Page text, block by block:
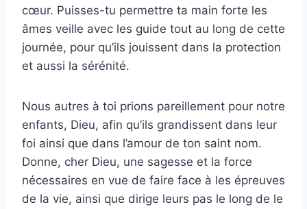
cœur. Puisses-tu permettre ta main forte les
âmes veille avec les guide tout au long de cette
journée, pour qu’ils jouissent dans la protection
et aussi la sérénité.
Nous autres à toi prions pareillement pour notre
enfants, Dieu, afin qu’ils grandissent dans leur
foi ainsi que dans l’amour de ton saint nom.
Donne, cher Dieu, une sagesse et la force
nécessaires en vue de faire face à les épreuves
de la vie, ainsi que dirige leurs pas le long de le